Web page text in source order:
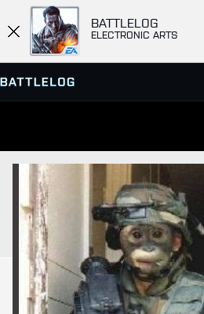
BATTLELOG
ELECTRONIC ARTS
SERVEURS
PARTIES